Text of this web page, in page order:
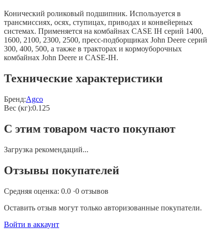
Конический роликовый подшипник. Используется в
трансмиссиях, осях, ступицах, приводах и конвейерных
системах. Применяется на комбайнах CASE IH серий 1400,
1600, 2100, 2300, 2500, пресс-подборщиках John Deere серий
300, 400, 500, а также в тракторах и кормоуборочных
комбайнах John Deere и CASE-IH.
Технические характеристики
Бренд:Agco
Вес (кг):0.125
С этим товаром часто покупают
Загрузка рекомендаций...
Отзывы покупателей
Средняя оценка: 0.0 ·0 отзывов
Оставить отзыв могут только авторизованные покупатели.
Войти в аккаунт